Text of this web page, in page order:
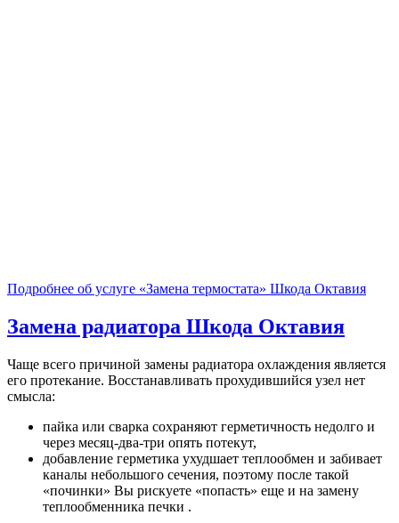
Подробнее об услуге «Замена термостата» Шкода Октавия
Замена радиатора Шкода Октавия
Чаще всего причиной замены радиатора охлаждения является
его протекание. Восстанавливать прохудившийся узел нет
смысла:
пайка или сварка сохраняют герметичность недолго и
через месяц-два-три опять потекут,
добавление герметика ухудшает теплообмен и забивает
каналы небольшого сечения, поэтому после такой
«починки» Вы рискуете «попасть» еще и на замену
теплообменника печки .